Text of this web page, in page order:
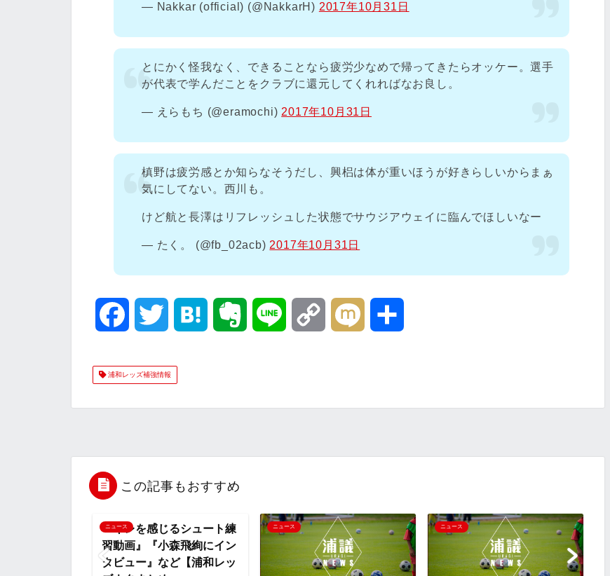
— Nakkar (official) (@NakkarH) 2017年10月31日
とにかく怪我なく、できることなら疲労少なめで帰ってきたらオッケー。選手
が代表で学んだことをクラブに還元してくれればなお良し。
— えらもち (@eramochi) 2017年10月31日
槙野は疲労感とか知らなそうだし、興梠は体が重いほうが好きらしいからまぁ
気にしてない。西川も。
けど航と長澤はリフレッシュした状態でサウジアウェイに臨んでほしいなー
— たく。 (@fb_02acb) 2017年10月31日
c
o
k
i
e a
n
k
浦和レッズ補強情報
この記事もおすすめ
を感じるシュート練
』『小森飛絢にイン
ー』など【浦和レッ
ニュース ニュース ニュース
『キレを感じるシュート練
習動画』『小森飛絢にイン
タビュー』など【浦和レッ